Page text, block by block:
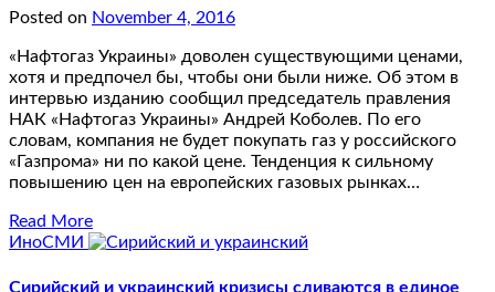
Posted on November 4, 2016
«Нафтогаз Украины» доволен существующими ценами,
хотя и предпочел бы, чтобы они были ниже. Об этом в
интервью изданию сообщил председатель правления
НАК «Нафтогаз Украины» Андрей Коболев. По его
словам, компания не будет покупать газ у российского
«Газпрома» ни по какой цене. Тенденция к сильному
повышению цен на европейских газовых рынках…
Read More
ИноСМИ
Сирийский и украинский кризисы сливаются в единое